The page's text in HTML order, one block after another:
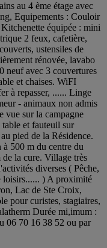
au 4 ème étage avec
Equipements : Couloir
équipée : mini
2 feux, cafetière,
ustensiles de
rénovée, lavabo
neuf avec 3 couvertures
et chaises. WiFI
à repasser, ...... Linge
- animaux non admis
vue sur la campagne
et fauteuil sur
pied de la Résidence.
500 m du centre du
de la cure. Village très
diverses ( Pêche,
loisirs...... ) A proximité
Lac de Ste Croix,
pour curistes, stagiaires,
Durée mi,imum :
06 70 16 38 52 ou par